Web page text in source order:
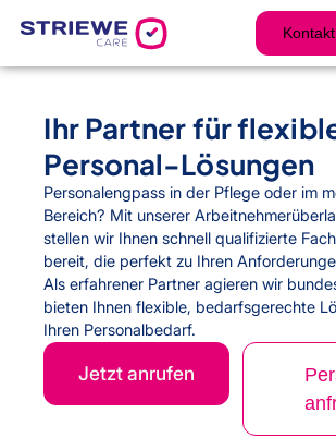
Inhalt
Kontakt
Ihr Partner für
Personal-Lösungen
Personalengpass in der Pflege oder im
Bereich? Mit unserer
stellen wir Ihnen schnell qualifizierte
bereit, die perfekt zu Ihren
Als erfahrener Partner agieren wir
bieten Ihnen flexible, bedarfsgerechte
Ihren Personalbedarf.
Jetzt anrufen